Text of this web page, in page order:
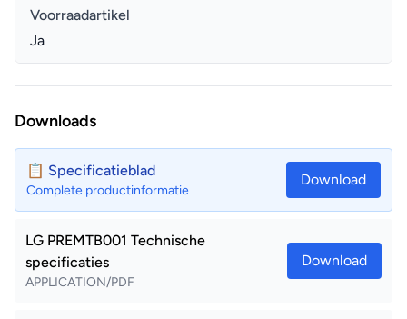
Voorraadartikel
Ja
Downloads
📋 Specificatieblad
Complete productinformatie
Download
LG PREMTB001 Technische
specificaties
APPLICATION/PDF
Download